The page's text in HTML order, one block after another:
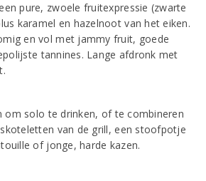
pure, zwoele fruitexpressie (zwarte
karamel en hazelnoot van het eiken.
en vol met jammy fruit, goede
tannines. Lange afdronk met
om solo te drinken, of te combineren
van de grill, een stoofpotje
of jonge, harde kazen.